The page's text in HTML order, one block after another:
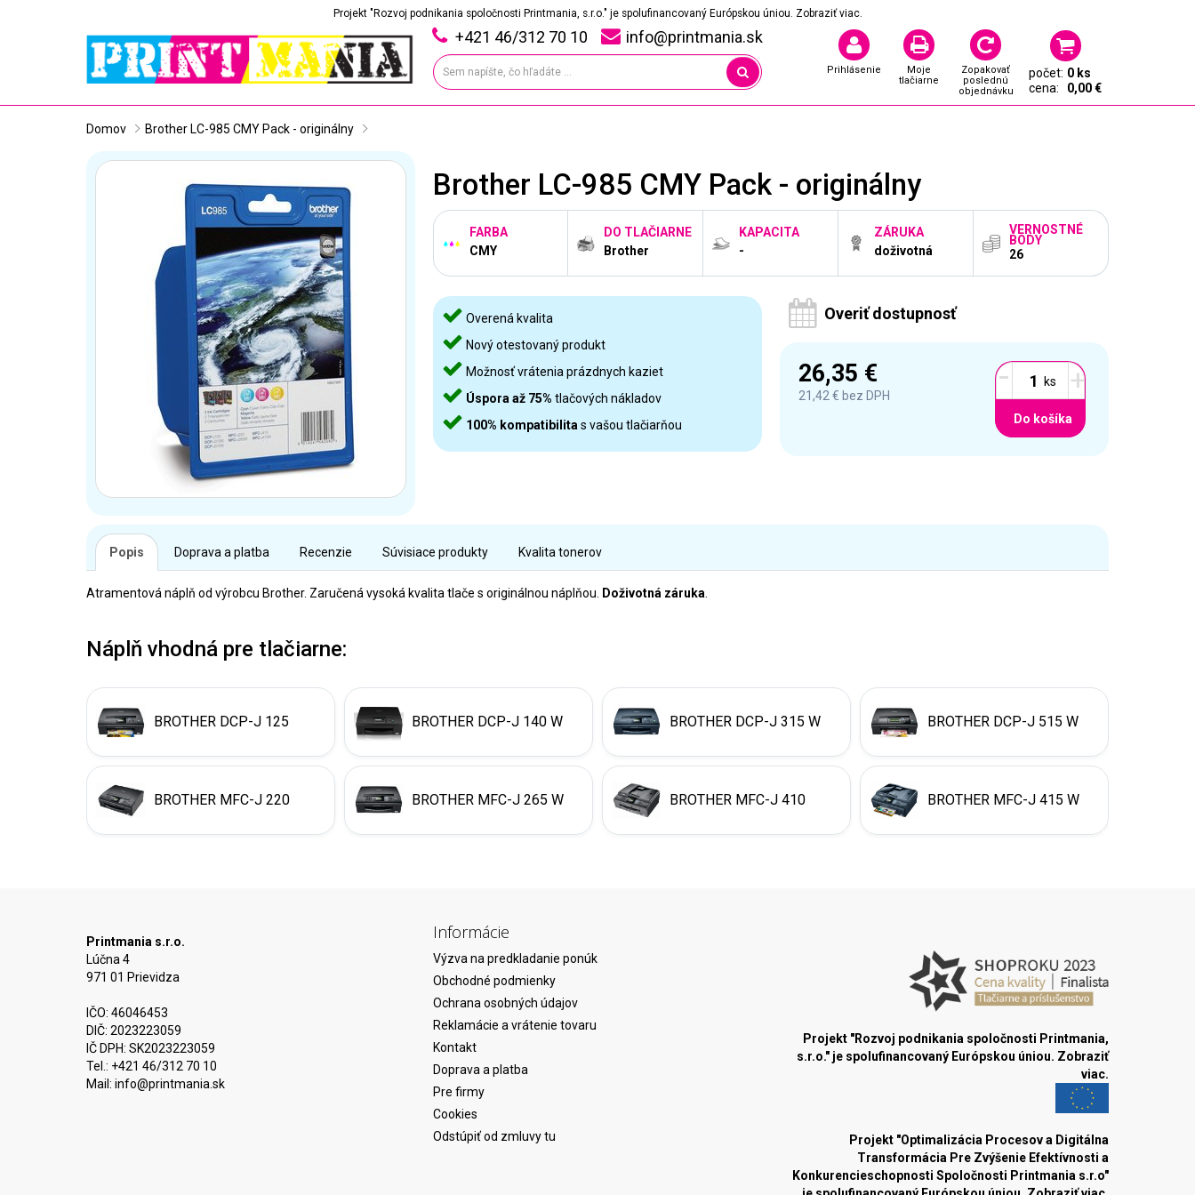
Projekt "Rozvoj podnikania spoločnosti Printmania, s.r.o." je spolufinancovaný Európskou úniou. Zobraziť viac.
+421 46/312 70 10 info@printmania.sk
Prihlásenie
Moje
tlačiarne
Zopakovať
poslednú
objednávku
počet: 0 ks
cena:
0,00 €
Domov Brother LC-985 CMY Pack - originálny
Brother LC-985 CMY Pack - originálny
FARBA
CMY
DO TLAČIARNE
Brother
KAPACITA
-
ZÁRUKA
doživotná
VERNOSTNÉ
BODY
26
Overená kvalita
Nový otestovaný produkt
Možnosť vrátenia prázdnych kaziet
Úspora až 75% tlačových nákladov
100% kompatibilita s vašou tlačiarňou
Overiť dostupnosť
26,35 €
21,42 € bez DPH - +
Do košíka
Popis Doprava a platba Recenzie Súvisiace produkty Kvalita tonerov
Atramentová náplň od výrobcu Brother. Zaručená vysoká kvalita tlače s originálnou náplňou. Doživotná záruka
Náplň vhodná pre tlačiarne:
BROTHER DCP-J 125 BROTHER DCP-J 140 W BROTHER DCP-J 315 W BROTHER DCP-J 515 W
BROTHER MFC-J 220 BROTHER MFC-J 265 W BROTHER MFC-J 410 BROTHER MFC-J 415 W
Printmania s.r.o.
Lúčna 4
971 01 Prievidza
IČO: 46046453
DIČ: 2023223059
IČ DPH: SK2023223059
Tel.: +421 46/312 70 10
Mail: info@printmania.sk
Informácie
Výzva na predkladanie ponúk
Obchodné podmienky
Ochrana osobných údajov
Reklamácie a vrátenie tovaru
Kontakt
Doprava a platba
Pre firmy
Cookies
Odstúpiť od zmluvy tu
Projekt "Rozvoj podnikania spoločnosti Printmania,
s.r.o." je spolufinancovaný Európskou úniou. Zobraziť
viac.
Projekt "Optimalizácia Procesov a Digitálna
Transformácia Pre Zvýšenie Efektívnosti a
Konkurencieschopnosti Spoločnosti Printmania s.r.o"